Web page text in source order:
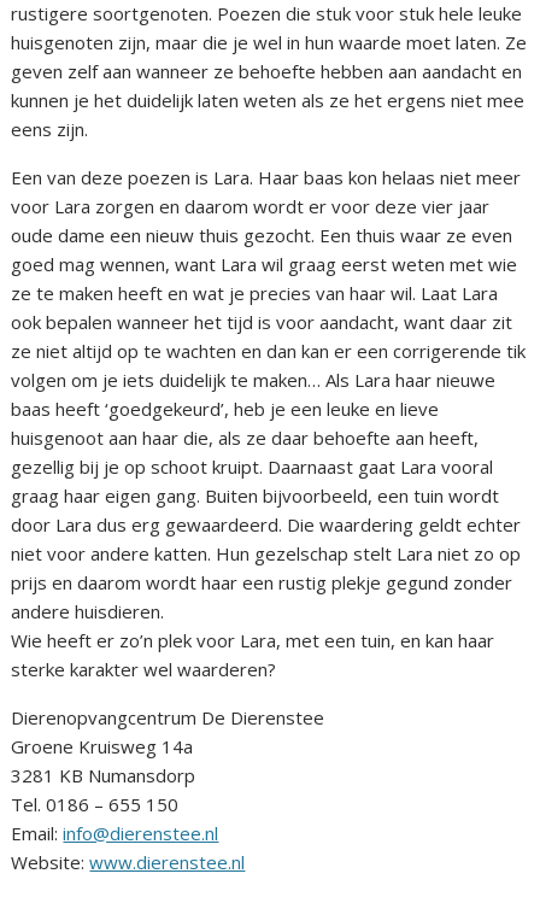
rustigere soortgenoten. Poezen die stuk voor stuk hele leuke
huisgenoten zijn, maar die je wel in hun waarde moet laten. Ze
geven zelf aan wanneer ze behoefte hebben aan aandacht en
kunnen je het duidelijk laten weten als ze het ergens niet mee
eens zijn.
Een van deze poezen is Lara. Haar baas kon helaas niet meer
voor Lara zorgen en daarom wordt er voor deze vier jaar
oude dame een nieuw thuis gezocht. Een thuis waar ze even
goed mag wennen, want Lara wil graag eerst weten met wie
ze te maken heeft en wat je precies van haar wil. Laat Lara
ook bepalen wanneer het tijd is voor aandacht, want daar zit
ze niet altijd op te wachten en dan kan er een corrigerende tik
volgen om je iets duidelijk te maken… Als Lara haar nieuwe
baas heeft ‘goedgekeurd’, heb je een leuke en lieve
huisgenoot aan haar die, als ze daar behoefte aan heeft,
gezellig bij je op schoot kruipt. Daarnaast gaat Lara vooral
graag haar eigen gang. Buiten bijvoorbeeld, een tuin wordt
door Lara dus erg gewaardeerd. Die waardering geldt echter
niet voor andere katten. Hun gezelschap stelt Lara niet zo op
prijs en daarom wordt haar een rustig plekje gegund zonder
andere huisdieren.
Wie heeft er zo’n plek voor Lara, met een tuin, en kan haar
sterke karakter wel waarderen?
Dierenopvangcentrum De Dierenstee
Groene Kruisweg 14a
3281 KB Numansdorp
Tel. 0186 – 655 150
Email:info@dierenstee.nl
Website:www.dierenstee.nl